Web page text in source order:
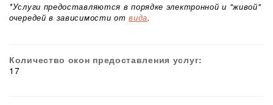
*Услуги предоставляются в порядке электронной и "живой"
очередей в зависимости отвида.
Количество окон предоставления услуг:
17